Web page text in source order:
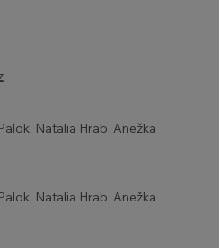
Natalia Hrab, Anežka
Natalia Hrab, Anežka